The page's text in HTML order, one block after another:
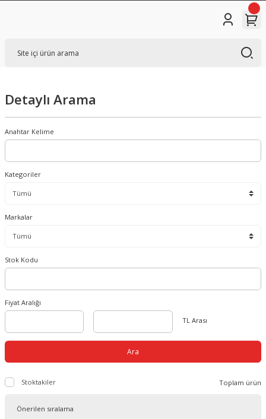
Detaylı Arama
Anahtar Kelime
Kategoriler
Markalar
Stok Kodu
Fiyat Aralığı
TL Arası
Ara
Stoktakiler Toplam ürün